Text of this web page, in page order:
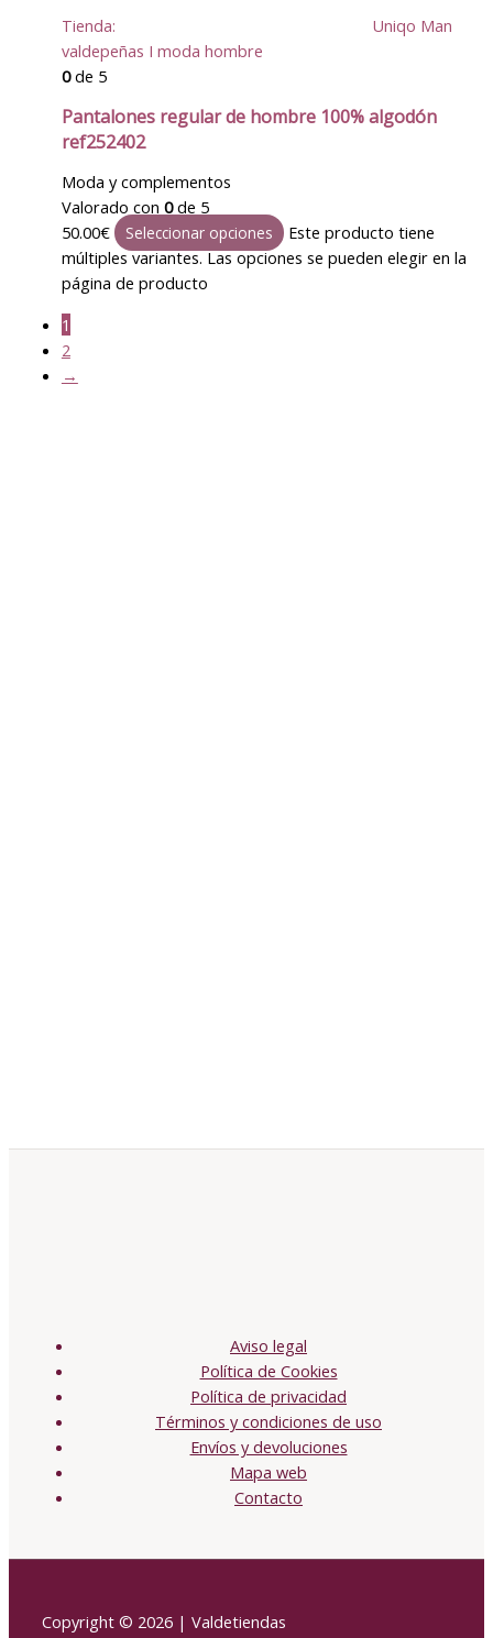
Tienda:
Uniqo Man
valdepeñas I moda hombre
0de 5
Pantalones regular de hombre 100% algodón
ref252402
Moda y complementos
Valorado con 0de 5
50.00€ Seleccionar opciones
Este producto tiene
múltiples variantes. Las opciones se pueden elegir en la
página de producto
1
2
→
Aviso legal
Política de Cookies
Política de privacidad
Términos y condiciones de uso
Envíos y devoluciones
Mapa web
Contacto
Copyright © 2026 | Valdetiendas